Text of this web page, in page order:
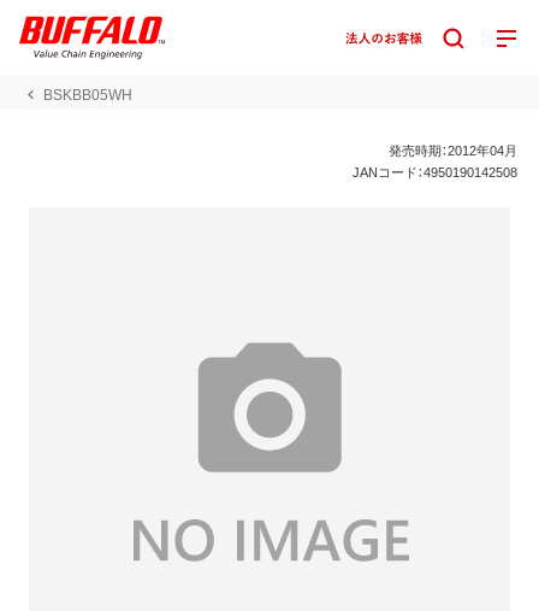
BSKBB05WH
発売時期：2012年04月
JANコード：4950190142508